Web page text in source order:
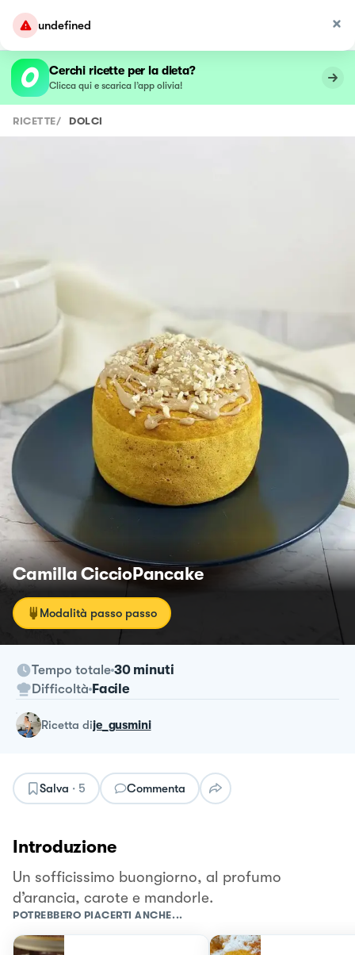
undefined
Cerchi ricette per la dieta?
Clicca qui e scarica l’app olivia!
RICETTE/ DOLCI
Camilla CiccioPancake
Modalità passo passo
Tempo totale 30 minuti
Difficoltà Facile
ricetta dije_gusmini
Salva · 5 Commenta
Introduzione
Un sofficissimo buongiorno, al profumo
d’arancia, carote e mandorle.
POTREBBERO PIACERTI ANCHE...